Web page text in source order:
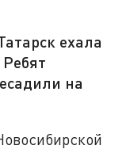
ехала
на